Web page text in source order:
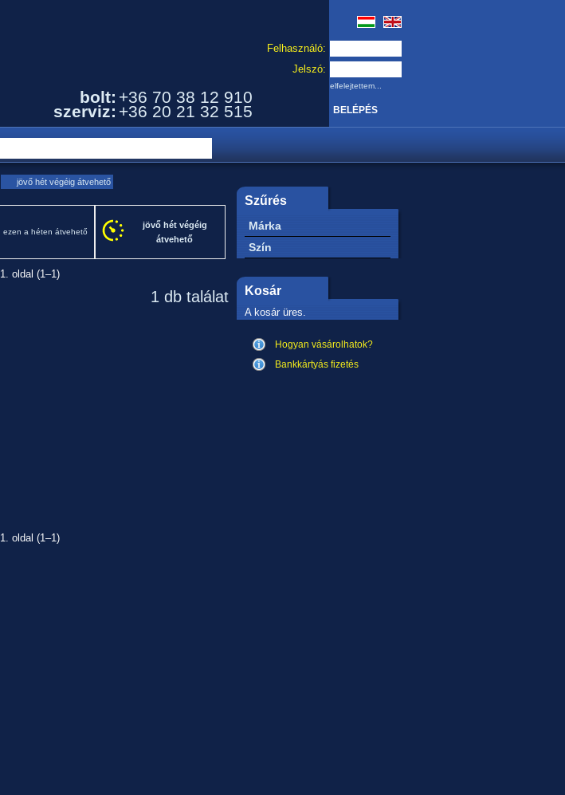
bolt: +36 70 38 12 910
szerviz: +36 20 21 32 515
Felhasználó:
Jelszó:
elfelejtettem...
jövő hét végéig átvehető
ezen a héten átvehető
jövő hét végéig
átvehető
1. oldal (1–1)
1 db találat
1. oldal (1–1)
Szűrés
Márka
Szín
Kosár
A kosár üres.
Hogyan vásárolhatok?
Bankkártyás fizetés